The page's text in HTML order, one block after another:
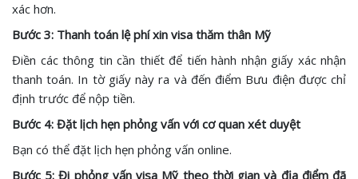
xác hơn.
Bước 3: Thanh toán lệ phí xin visa thăm thân Mỹ
Điền các thông tin cần thiết để tiến hành nhận giấy xác nhận
thanh toán. In tờ giấy này ra và đến điểm Bưu điện được chỉ
định trước để nộp tiền.
Bước 4: Đặt lịch hẹn phỏng vấn với cơ quan xét duyệt
Bạn có thể đặt lịch hẹn phỏng vấn online.
Bước 5: Đi phỏng vấn visa Mỹ theo thời gian và địa điểm đã